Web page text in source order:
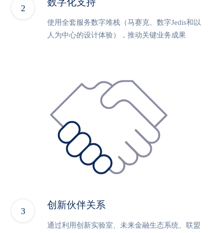
使用全套服务数字堆栈（马赛克、数字Jedis和以
人为中心的设计体验），推动关键业务成果
创新伙伴关系
通过利用创新实验室、未来金融生态系统、联盟